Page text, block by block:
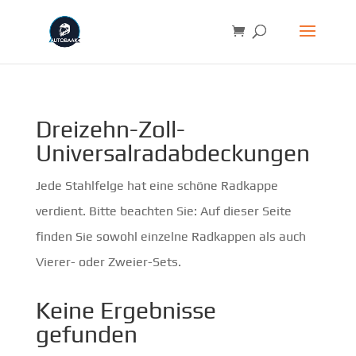
Dreizehn-Zoll-
Universalradabdeckungen
Jede Stahlfelge hat eine schöne Radkappe
verdient. Bitte beachten Sie: Auf dieser Seite
finden Sie sowohl einzelne Radkappen als auch
Vierer- oder Zweier-Sets.
Keine Ergebnisse
gefunden